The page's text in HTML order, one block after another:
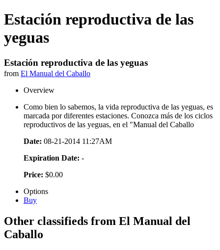
Estación reproductiva de las
yeguas
Estación reproductiva de las yeguas
from El Manual del Caballo
Overview
Como bien lo sabemos, la vida reproductiva de las yeguas, es
marcada por diferentes estaciones. Conozca más de los ciclos
reproductivos de las yeguas, en el "Manual del Caballo
Date: 08-21-2014 11:27AM
Expiration Date: -
Price: $0.00
Options
Buy
Other classifieds from El Manual del
Caballo